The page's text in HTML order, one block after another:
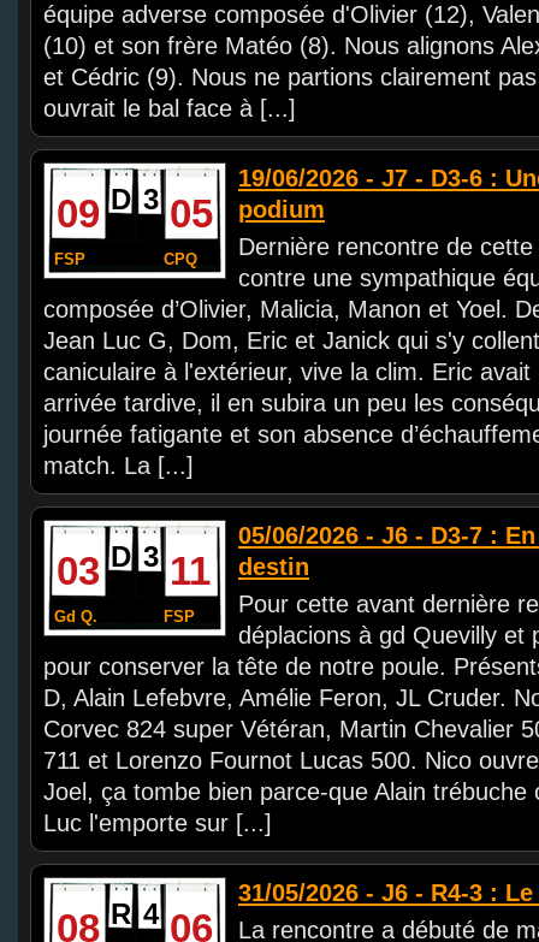
équipe adverse composée d'Olivier (12),
(10) et son frère Matéo (8). Nous alignons
et Cédric (9). Nous ne partions clairement
ouvrait le bal face à [...]
D 3
09 05
FSP CPQ
19/06/2026 - J7 - D3-6 :
podium
Dernière rencontre de
contre une sympathique
composée d’Olivier, Malicia, Manon et Yoel.
Jean Luc G, Dom, Eric et Janick qui s'y
caniculaire à l'extérieur, vive la clim. Eric
arrivée tardive, il en subira un peu les
journée fatigante et son absence
match. La [...]
D 3
03 11
Gd Q. FSP
05/06/2026 - J6 - D3-7 :
destin
Pour cette avant dernière
déplacions à gd Quevilly et
pour conserver la tête de notre poule.
D, Alain Lefebvre, Amélie Feron, JL Cruder.
Corvec 824 super Vétéran, Martin Chevalier
711 et Lorenzo Fournot Lucas 500. Nico
Joel, ça tombe bien parce-que Alain trébuche
Luc l'emporte sur [...]
R 4
08 06
31/05/2026 - J6 - R4-3 :
La rencontre a débuté de